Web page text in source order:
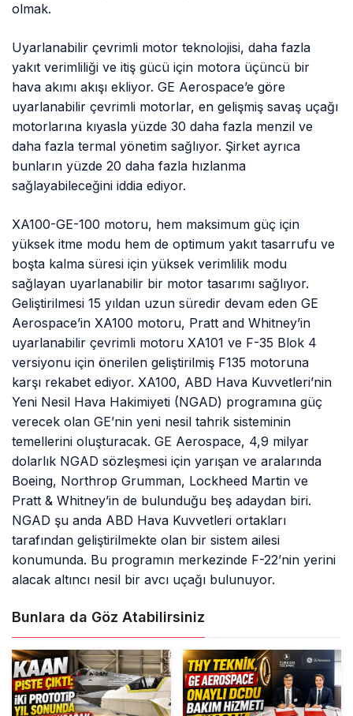
olmak.
Uyarlanabilir çevrimli motor teknolojisi, daha fazla
yakıt verimliliği ve itiş gücü için motora üçüncü bir
hava akımı akışı ekliyor. GE Aerospace’e göre
uyarlanabilir çevrimli motorlar, en gelişmiş savaş uçağı
motorlarına kıyasla yüzde 30 daha fazla menzil ve
daha fazla termal yönetim sağlıyor. Şirket ayrıca
bunların yüzde 20 daha fazla hızlanma
sağlayabileceğini iddia ediyor.
XA100-GE-100 motoru, hem maksimum güç için
yüksek itme modu hem de optimum yakıt tasarrufu ve
boşta kalma süresi için yüksek verimlilik modu
sağlayan uyarlanabilir bir motor tasarımı sağlıyor.
Geliştirilmesi 15 yıldan uzun süredir devam eden GE
Aerospace’in XA100 motoru, Pratt and Whitney’in
uyarlanabilir çevrimli motoru XA101 ve F-35 Blok 4
versiyonu için önerilen geliştirilmiş F135 motoruna
karşı rekabet ediyor. XA100, ABD Hava Kuvvetleri’nin
Yeni Nesil Hava Hakimiyeti (NGAD) programına güç
verecek olan GE’nin yeni nesil tahrik sisteminin
temellerini oluşturacak. GE Aerospace, 4,9 milyar
dolarlık NGAD sözleşmesi için yarışan ve aralarında
Boeing, Northrop Grumman, Lockheed Martin ve
Pratt & Whitney’in de bulunduğu beş adaydan biri.
NGAD şu anda ABD Hava Kuvvetleri ortakları
tarafından geliştirilmekte olan bir sistem ailesi
konumunda. Bu programın merkezinde F-22’nin yerini
alacak altıncı nesil bir avcı uçağı bulunuyor.
Bunlara da Göz Atabilirsiniz